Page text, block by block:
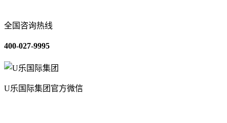
全国咨询热线
400-027-9995
U乐国际集团官方微信